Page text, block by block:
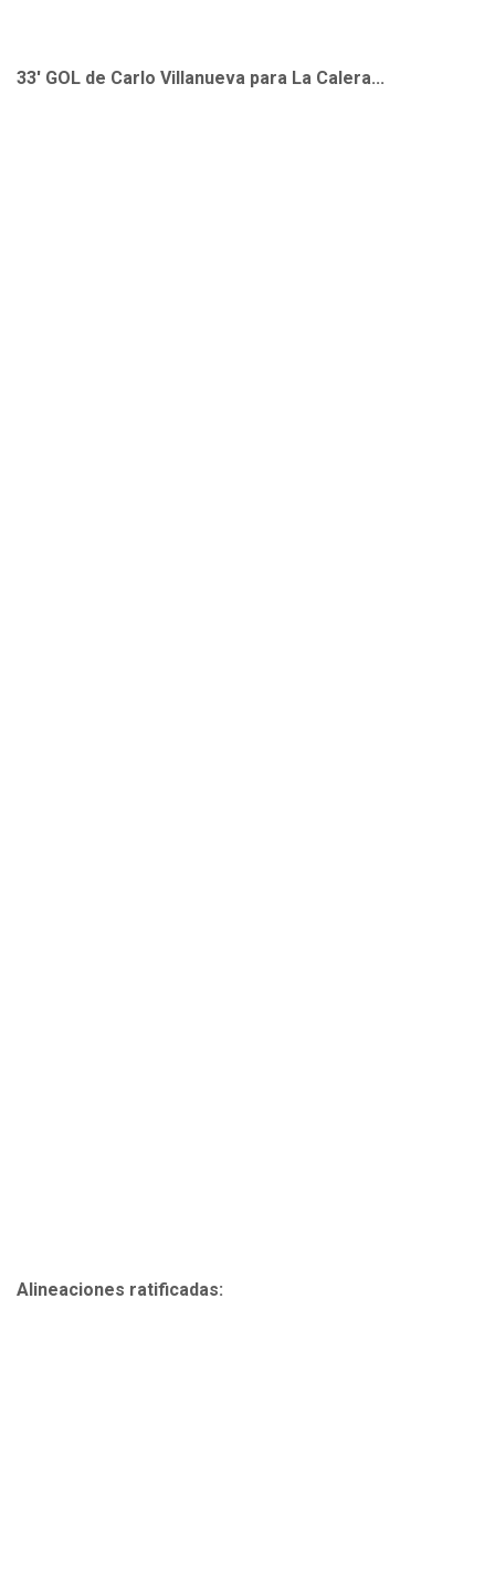
33' GOL de Carlo Villanueva para La Calera...
Alineaciones ratificadas: